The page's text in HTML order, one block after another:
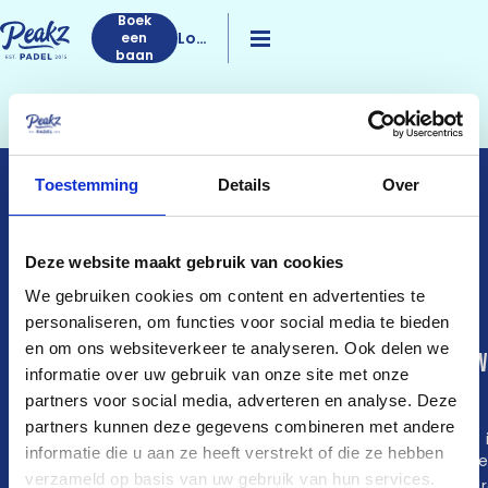
Toestemming Details Over
Deze website maakt gebruik van cookies
We gebruiken cookies om content en advertenties te
personaliseren, om functies voor social media te bieden
en om ons websiteverkeer te analyseren. Ook delen we
informatie over uw gebruik van onze site met onze
partners voor social media, adverteren en analyse. Deze
partners kunnen deze gegevens combineren met andere
informatie die u aan ze heeft verstrekt of die ze hebben
verzameld op basis van uw gebruik van hun services.
Boek
een
baan
Log
PEAKZ PADELDÉ PADELPIONIER IN
Community
Peakz App
WhatsApp-
groepen
Padelmaatje
Club Sessions
Jack’s Hustle
King of the Court
Old Jack’s
Pop-up toernooi
Zo
het
Wat